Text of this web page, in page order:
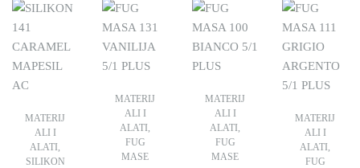
MATERIJ
ALI I
ALATI,
SILIKON
MATERIJ
ALI I
ALATI,
FUG
MASE
MATERIJ
ALI I
ALATI,
FUG
MASE
MATERIJ
ALI I
ALATI,
FUG